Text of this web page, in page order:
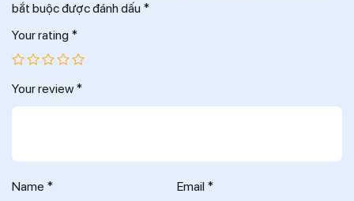
bắt buộc được đánh dấu *
Your rating *
Your review *
Name * Email *